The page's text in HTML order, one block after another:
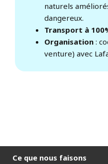
naturels
dangereux.
Transport à
Organisation :
venture) avec
Ce que nous faisons